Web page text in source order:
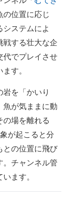
の位置に応じ
システムによ
戦する壮大な企
代でプレイさせ
す。
を「かいり
魚が気ままに動
の場を離れる
が起こると分
との位置に飛び
。チャンネル管
ます。